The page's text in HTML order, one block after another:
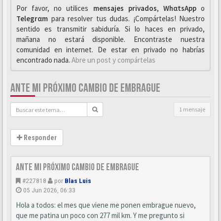
Por favor, no utilices mensajes privados, WhαtsAppo
Telegrαm para resolver tus dudas. ¡Compártelas! Nuestro
sentido es transmitir sabiduría. Si lo haces en privado,
mañana no estará disponible. Encontraste nuestra
comunidad en internet. De estar en privado no habrías
encontrado nada. Abre un post y compártelas
ANTE MI PRÓXIMO CAMBIO DE EMBRAGUE
1 mensaje
Responder
Ante mi próximo cambio de embrague
#227818 por Blas Luis
05 Jun 2026, 06:33
Hola a todos: el mes que viene me ponen embrague nuevo,
que me patina un poco con 277 mil km. Y me pregunto si